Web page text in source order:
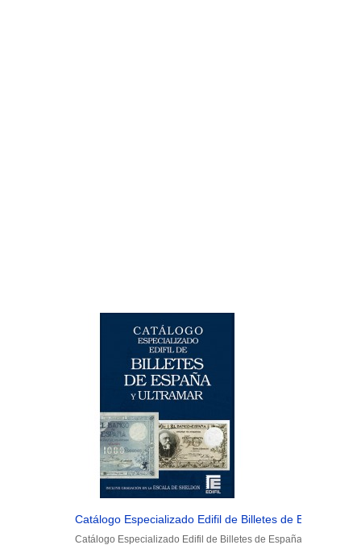
Catálogo Especializado Edifil de Billetes de España y...
Catálogo Especializado Edifil de Billetes de España y Ultramar